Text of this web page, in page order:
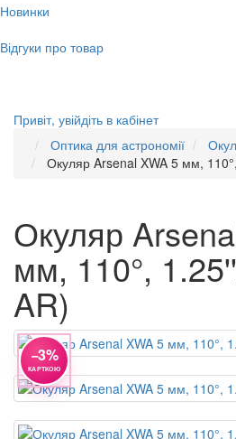
Новинки
Відгуки про товар
Привіт, увійдіть в кабінет
Оптика для астрономії
Окуляр Arsenal XWA 5 мм,
Окуляр
мм, 110°,
AR)
−3%
КАРТКОЮ